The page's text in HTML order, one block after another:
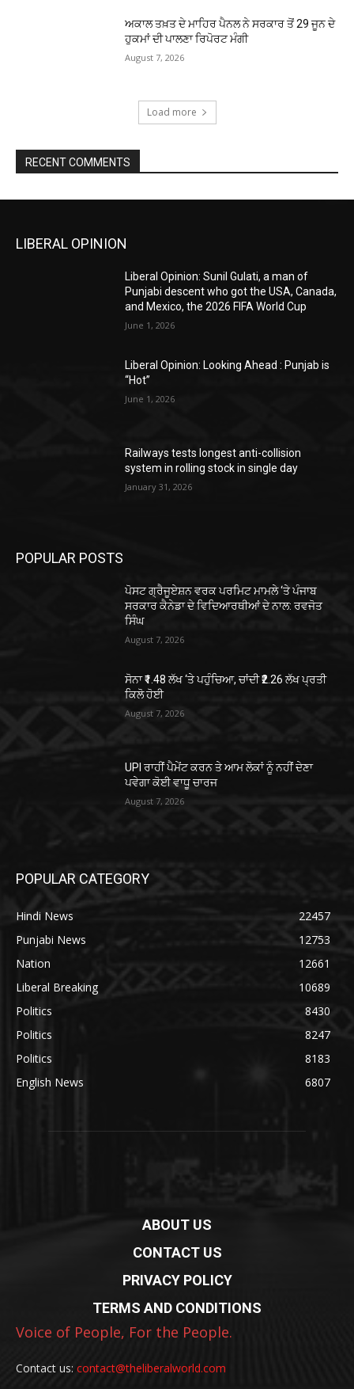
ਅਕਾਲ ਤਖ਼ਤ ਦੇ ਮਾਹਿਰ ਪੈਨਲ ਨੇ ਸਰਕਾਰ ਤੋਂ 29 ਜੂਨ ਦੇ
ਹੁਕਮਾਂ ਦੀ ਪਾਲਣਾ ਰਿਪੋਰਟ ਮੰਗੀ
August 7, 2026
Load more
RECENT COMMENTS
LIBERAL OPINION
Liberal Opinion: Sunil Gulati, a man of
Punjabi descent who got the USA, Canada,
and Mexico, the 2026 FIFA World Cup
June 1, 2026
Liberal Opinion: Looking Ahead : Punjab is
“Hot”
June 1, 2026
Railways tests longest anti-collision
system in rolling stock in single day
January 31, 2026
POPULAR POSTS
ਪੋਸਟ ਗ੍ਰੈਜੂਏਸ਼ਨ ਵਰਕ ਪਰਮਿਟ ਮਾਮਲੇ ‘ਤੇ ਪੰਜਾਬ
ਸਰਕਾਰ ਕੈਨੇਡਾ ਦੇ ਵਿਦਿਆਰਥੀਆਂ ਦੇ ਨਾਲ: ਰਵਜੋਤ
ਸਿੰਘ
August 7, 2026
ਸੋਨਾ ₹1.48 ਲੱਖ ‘ਤੇ ਪਹੁੰਚਿਆ, ਚਾਂਦੀ ₹2.26 ਲੱਖ ਪ੍ਰਤੀ
ਕਿਲੋ ਹੋਈ
August 7, 2026
UPI ਰਾਹੀਂ ਪੈਮੇਂਟ ਕਰਨ ਤੇ ਆਮ ਲੋਕਾਂ ਨੂੰ ਨਹੀਂ ਦੇਣਾ
ਪਵੇਗਾ ਕੋਈ ਵਾਧੂ ਚਾਰਜ
August 7, 2026
POPULAR CATEGORY
Hindi News
22457
Punjabi News
12753
Nation
12661
Liberal Breaking
10689
Politics
8430
Politics
8247
Politics
8183
English News
6807
ABOUT US
CONTACT US
PRIVACY POLICY
TERMS AND CONDITIONS
Voice of People, For the People.
Contact us: contact@theliberalworld.com